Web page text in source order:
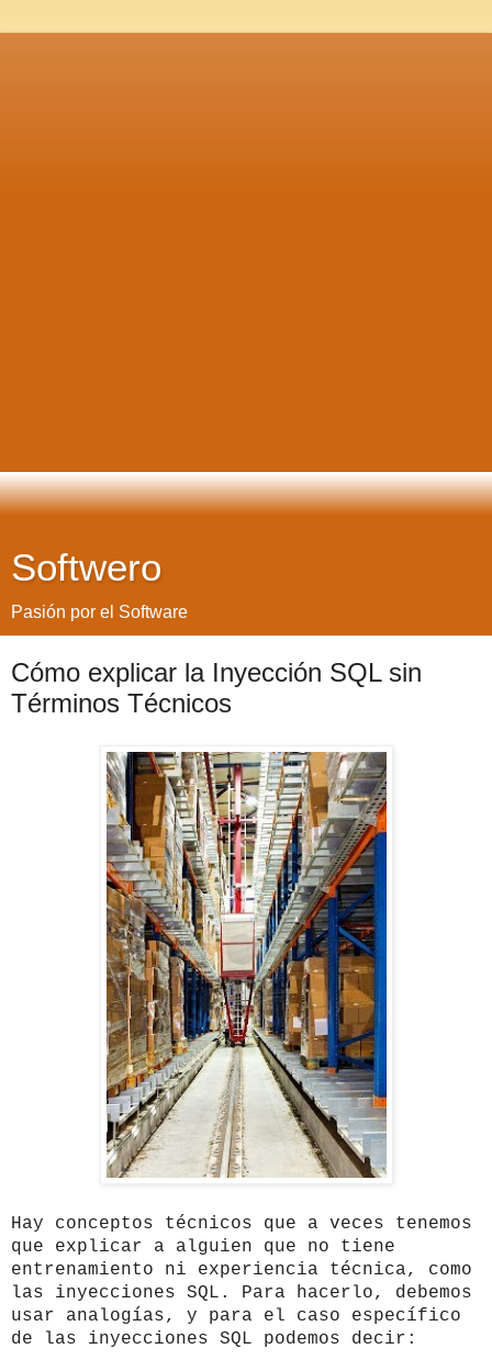
Softwero
Pasión por el Software
Cómo explicar la Inyección SQL sin
Términos Técnicos
Hay conceptos técnicos que a veces tenemos
que explicar a alguien que no tiene
entrenamiento ni experiencia técnica, como
las inyecciones SQL. Para hacerlo, debemos
usar analogías, y para el caso específico
de las inyecciones SQL podemos decir: